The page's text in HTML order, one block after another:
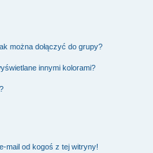
można dołączyć do grupy?
innymi kolorami?
mail od kogoś z tej witryny!